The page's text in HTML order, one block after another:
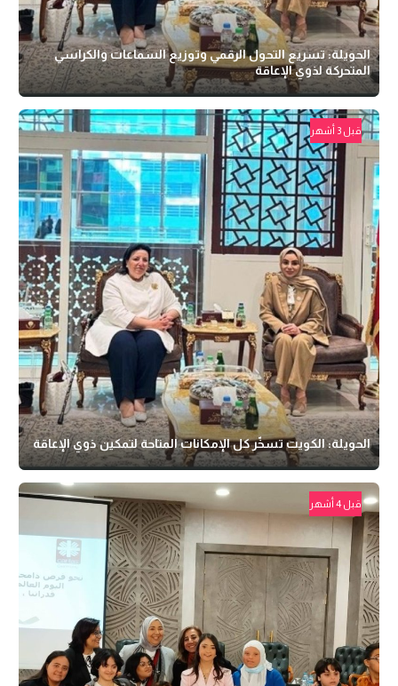
الحويلة: تسريع التحول الرقمي وتوزيع السماعات والكراسي
المتحركة لذوي الإعاقة
قبل 3 أشهر
الحويلة: الكويت تسخّر كل الإمكانات المتاحة لتمكين ذوي الإعاقة
قبل 4 أشهر